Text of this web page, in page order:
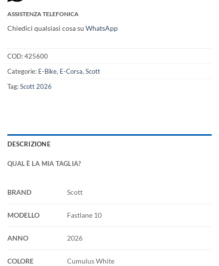
ASSISTENZA TELEFONICA
Chiedici qualsiasi cosa su WhatsApp
COD:425600
Categorie: E-Bike, E-Corsa, Scott
Tag:Scott 2026
DESCRIZIONE
QUAL È LA MIA TAGLIA?
BRAND Scott
MODELLO Fastlane 10
ANNO 2026
COLORE Cumulus White